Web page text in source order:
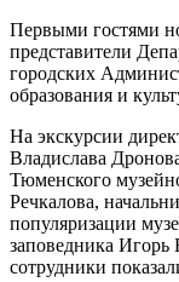
Первыми гостями
представители
городских
образования и
На экскурсии
Владислава
Тюменского
Речкалова,
популяризации
заповедника
сотрудники